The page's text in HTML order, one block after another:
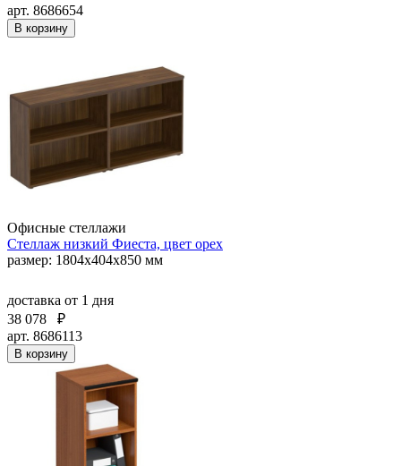
арт. 8686654
В корзину
Офисные стеллажи
Стеллаж низкий Фиеста, цвет орех
размер: 1804x404x850 мм
доставка от 1 дня
38 078
₽
арт. 8686113
В корзину